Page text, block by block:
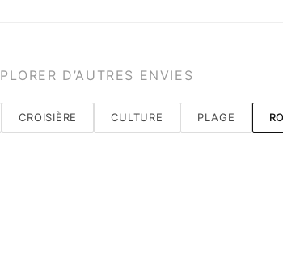
D’AUTRES ENVIES
CROISIÈRE CULTURE PLAGE